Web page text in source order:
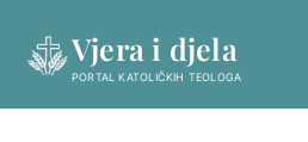
content
Vjera i djela
PORTAL KATOLIČKIH TEOLOGA